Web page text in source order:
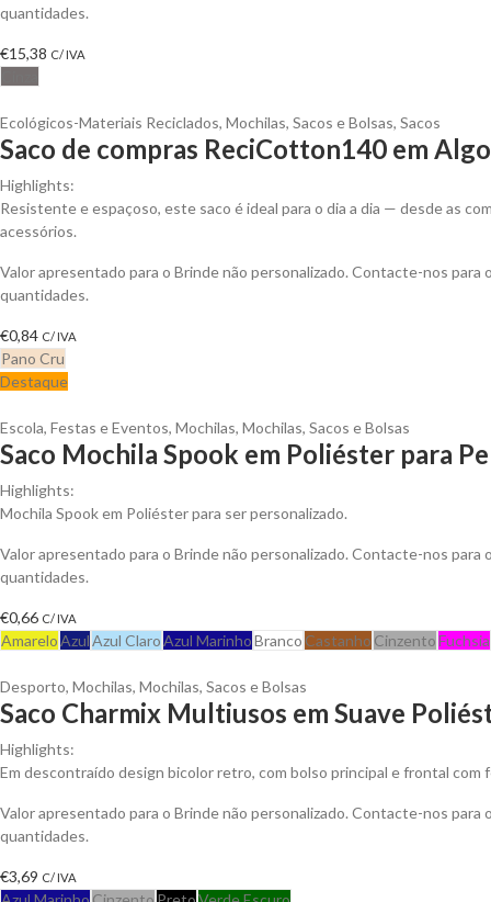
quantidades.
€15,38 C/ IVA
Ecológicos-Materiais Reciclados, Mochilas, Sacos e Bolsas, Sacos
Saco de compras ReciCotton140 em
Highlights:
Resistente e espaçoso, este saco é ideal para o dia a dia — desde as
acessórios.
Valor apresentado para o Brinde não personalizado. Contacte-nos
quantidades.
€0,84 C/ IVA
Pano Cru
Destaque
Escola, Festas e Eventos, Mochilas, Mochilas, Sacos e Bolsas
Saco Mochila Spook em Poliéster para
Highlights:
Mochila Spook em Poliéster para ser personalizado.
Valor apresentado para o Brinde não personalizado. Contacte-nos
quantidades.
€0,66 C/ IVA
AmareloAzulAzul ClaroAzul MarinhoBranco Castanho CinzentoFuchsia
Desporto, Mochilas, Mochilas, Sacos e Bolsas
Saco Charmix Multiusos em Suave
Highlights:
Em descontraído design bicolor retro, com bolso principal e frontal com
Valor apresentado para o Brinde não personalizado. Contacte-nos
quantidades.
€3,69 C/ IVA